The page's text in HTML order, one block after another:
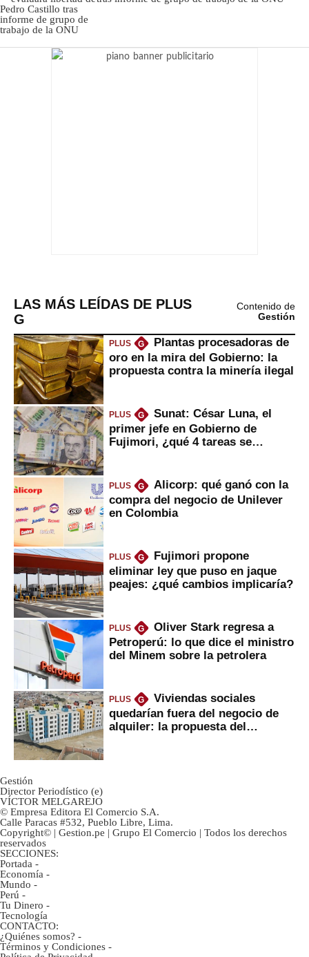
LAS MÁS LEÍDAS DE PLUS
G
Contenido de
Gestión
PLUS G
Plantas procesadoras de
oro en la mira del Gobierno: la
propuesta contra la minería ilegal
PLUS G
Sunat: César Luna, el
primer jefe en Gobierno de
Fujimori, ¿qué 4 tareas se
PLUS G
Alicorp: qué ganó con la
compra del negocio de Unilever
en Colombia
PLUS G
Fujimori propone
eliminar ley que puso en jaque
peajes: ¿qué cambios implicaría?
PLUS G
Oliver Stark regresa a
Petroperú: lo que dice el ministro
del Minem sobre la petrolera
PLUS G
Viviendas sociales
quedarían fuera del negocio de
alquiler: la propuesta del
Gestión
Director Periodístico (e)
VÍCTOR MELGAREJO
© Empresa Editora El Comercio S.A.
Calle Paracas #532, Pueblo Libre, Lima.
Copyright© | Gestion.pe | Grupo El Comercio | Todos los derechos
reservados
SECCIONES:
Portada -
Economía -
Mundo -
Perú -
Tu Dinero -
Tecnología
CONTACTO:
¿Quiénes somos? -
Términos y Condiciones -